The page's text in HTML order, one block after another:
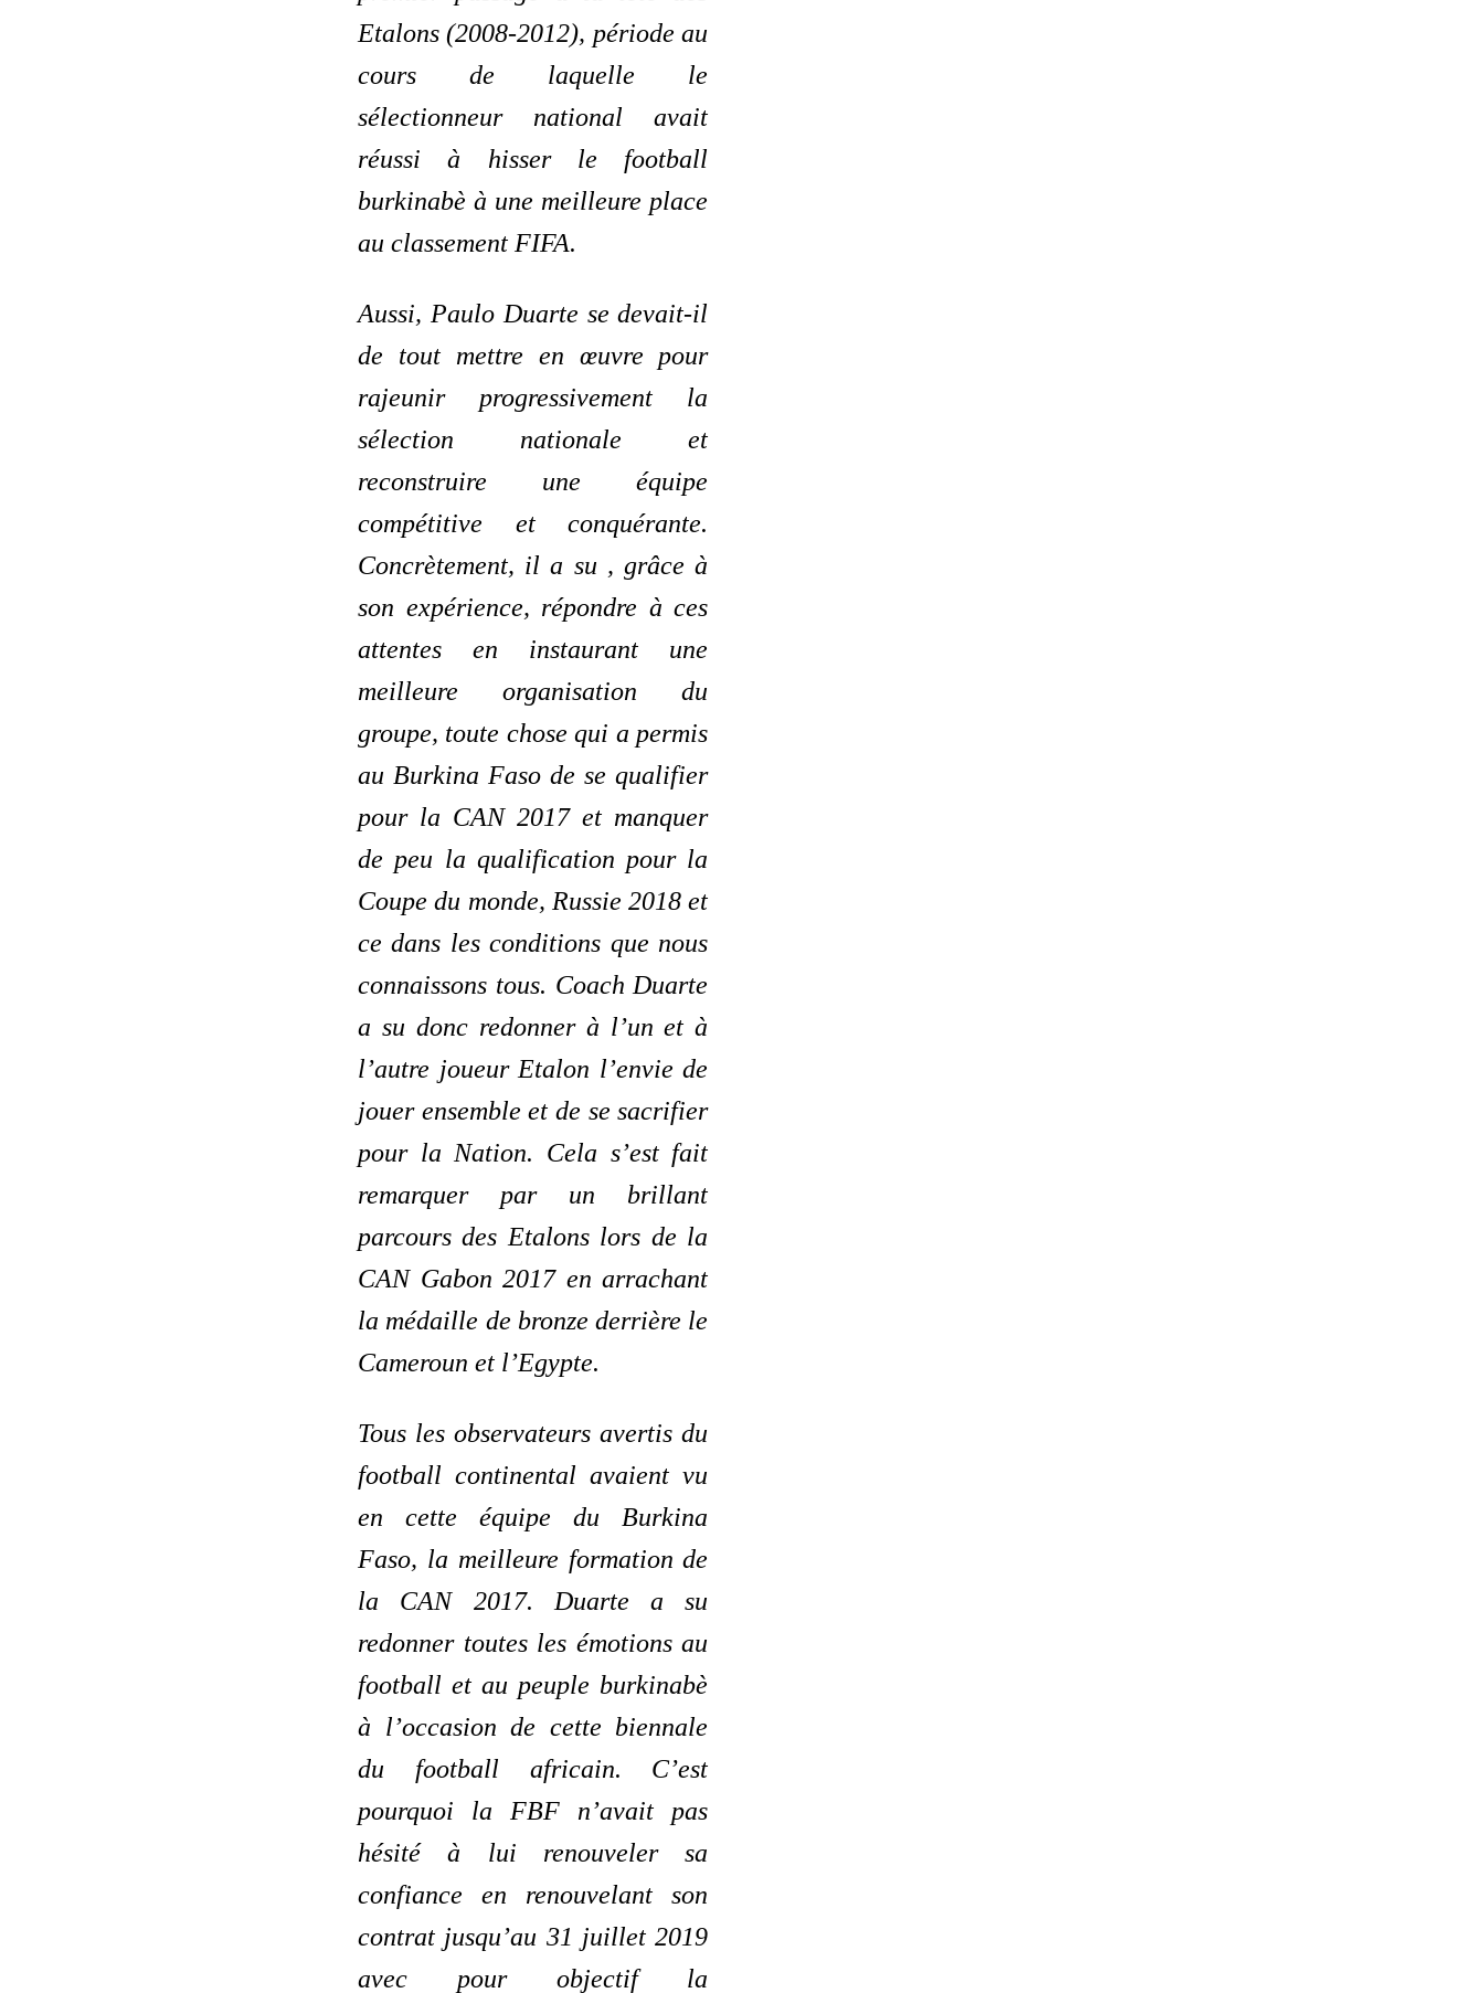
Etalons (2008-2012), période au
cours de laquelle le
sélectionneur national avait
réussi à hisser le football
burkinabè à une meilleure place
au classement FIFA.
Aussi, Paulo Duarte se devait-il
de tout mettre en œuvre pour
rajeunir progressivement la
sélection nationale et
reconstruire une équipe
compétitive et conquérante.
Concrètement, il a su , grâce à
son expérience, répondre à ces
attentes en instaurant une
meilleure organisation du
groupe, toute chose qui a permis
au Burkina Faso de se qualifier
pour la CAN 2017 et manquer
de peu la qualification pour la
Coupe du monde, Russie 2018 et
ce dans les conditions que nous
connaissons tous. Coach Duarte
a su donc redonner à l’un et à
l’autre joueur Etalon l’envie de
jouer ensemble et de se sacrifier
pour la Nation. Cela s’est fait
remarquer par un brillant
parcours des Etalons lors de la
CAN Gabon 2017 en arrachant
la médaille de bronze derrière le
Cameroun et l’Egypte.
Tous les observateurs avertis du
football continental avaient vu
en cette équipe du Burkina
Faso, la meilleure formation de
la CAN 2017. Duarte a su
redonner toutes les émotions au
football et au peuple burkinabè
à l’occasion de cette biennale
du football africain. C’est
pourquoi la FBF n’avait pas
hésité à lui renouveler sa
confiance en renouvelant son
contrat jusqu’au 31 juillet 2019
avec pour objectif la